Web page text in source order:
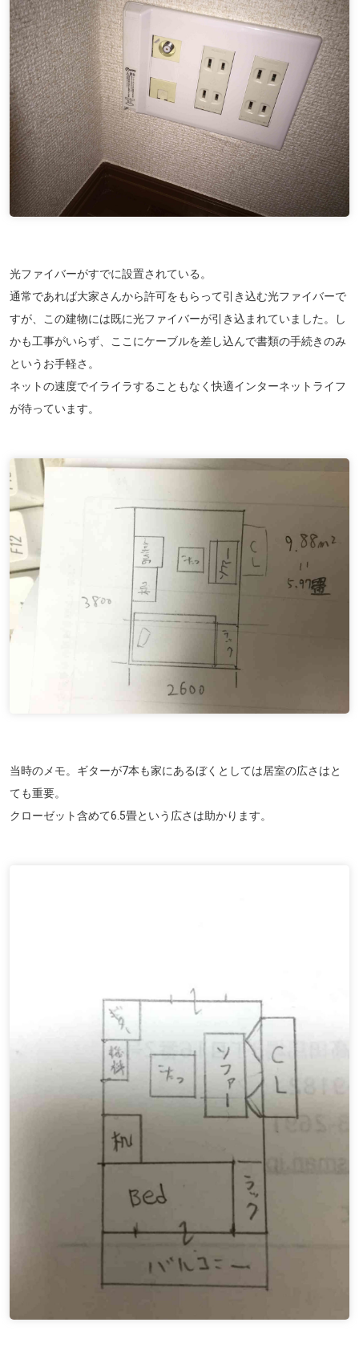
光ファイバーがすでに設置されている。
通常であれば大家さんから許可をもらって引き込む光ファイバーで
すが、この建物には既に光ファイバーが引き込まれていました。し
かも工事がいらず、ここにケーブルを差し込んで書類の手続きのみ
というお手軽さ。
ネットの速度でイライラすることもなく快適インターネットライフ
が待っています。
当時のメモ。ギターが7本も家にあるぼくとしては居室の広さはと
ても重要。
クローゼット含めて6.5畳という広さは助かります。